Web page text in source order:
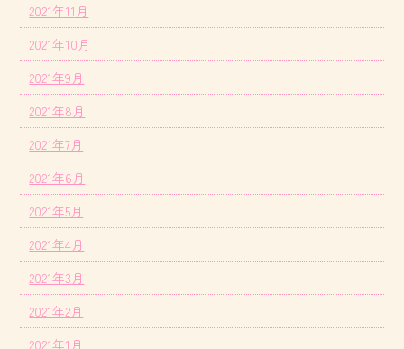
2021年11月
2021年10月
2021年9月
2021年8月
2021年7月
2021年6月
2021年5月
2021年4月
2021年3月
2021年2月
2021年1月